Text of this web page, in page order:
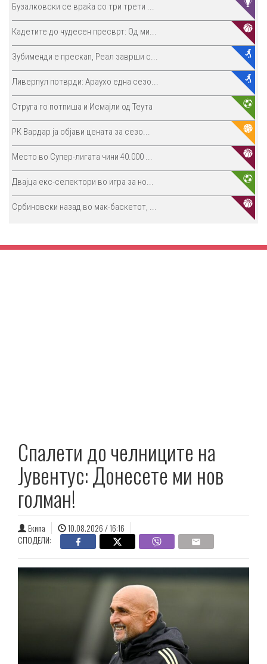
Бузалковски се враќа со три трети ...
Кадетите до чудесен пресврт: Од ми...
Зубименди е прескап, Реал заврши с...
Ливерпул потврди: Араухо една сезо...
Струга го потпиша и Исмајли од Теута
РК Вардар ја објави цената за сезо...
Место во Супер-лигата чини 40.000 ...
Двајца екс-селектори во игра за но...
Србиновски назад во мак-баскетот, ...
Спалети до челниците на
Јувентус: Донесете ми нов
голман!
Екипа
10.08.2026 / 16:16
СПОДЕЛИ: